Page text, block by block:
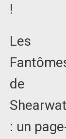
!
Les
de
: un